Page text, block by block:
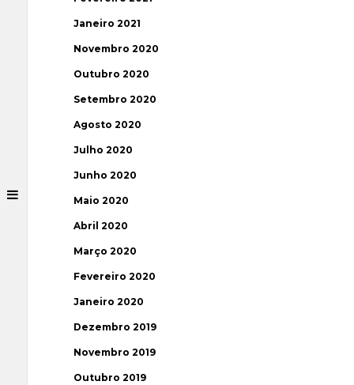
Janeiro 2021
Novembro 2020
Outubro 2020
Setembro 2020
Agosto 2020
Julho 2020
Junho 2020
Maio 2020
Abril 2020
Março 2020
Fevereiro 2020
Janeiro 2020
Dezembro 2019
Novembro 2019
Outubro 2019